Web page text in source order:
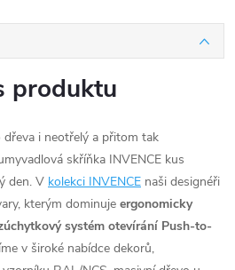
produktu
i neotřelý a přitom tak
skříňka INVENCE kus
den. V kolekci INVENCE naši designéři
kterým dominuje ergonomicky
systém otevírání Push-to-
v široké nabídce dekorů,